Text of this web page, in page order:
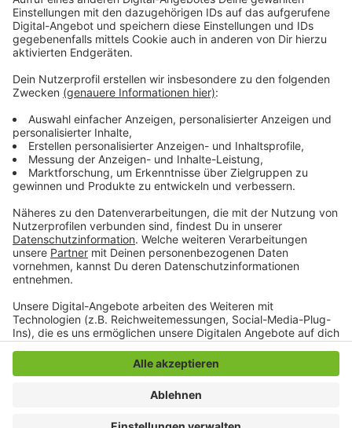
Mönchengladbacher Karnevalsverband eingereicht
werden. Bewerbungen können ausschließlich in
schriftlicher Form, per Mail an: kinderprinzenpaar@mg-
Presse-Rückfragen an den Hofmarschall des
Stadtkinderprinzenpaars, Hajo Hering, genutzt werden.
Er ist in dieser Angelegenheit der wichtigste Mann und
weiß durch seine langjährige Erfahrung und Begleitung
der Kinder auf alle Fragen eine Antwort.
Anzeige
Anzeige